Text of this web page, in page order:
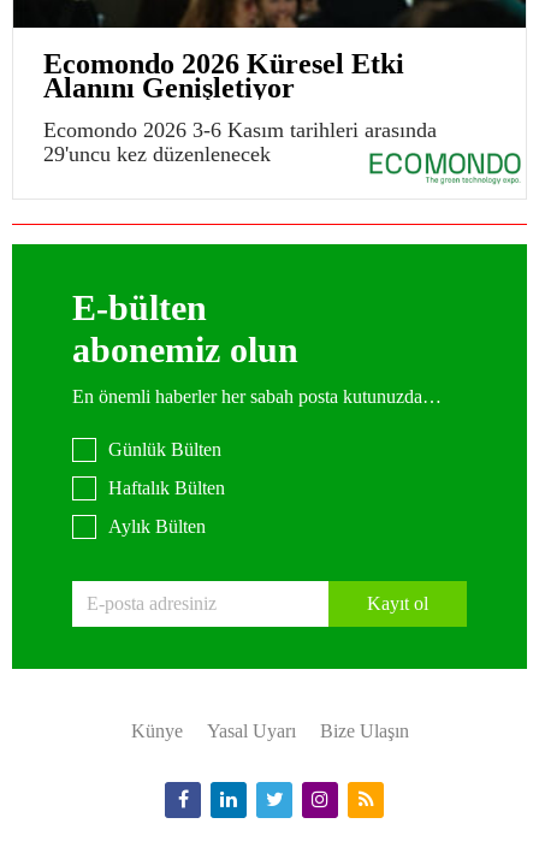
Ecomondo 2026 Küresel Etki
Alanını Genişletiyor
Ecomondo 2026 3-6 Kasım tarihleri arasında
29'uncu kez düzenlenecek
E-bülten
abonemiz olun
En önemli haberler her sabah posta kutunuzda…
Günlük Bülten
Haftalık Bülten
Aylık Bülten
Kayıt ol
Künye Yasal Uyarı Bize Ulaşın